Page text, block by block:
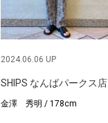
2024.06.06 UP
SHIPS なんばパークス店
金澤 秀明 / 178cm